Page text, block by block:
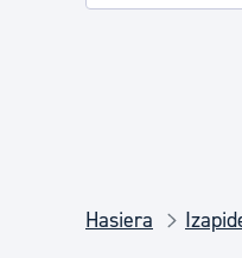
Hasiera